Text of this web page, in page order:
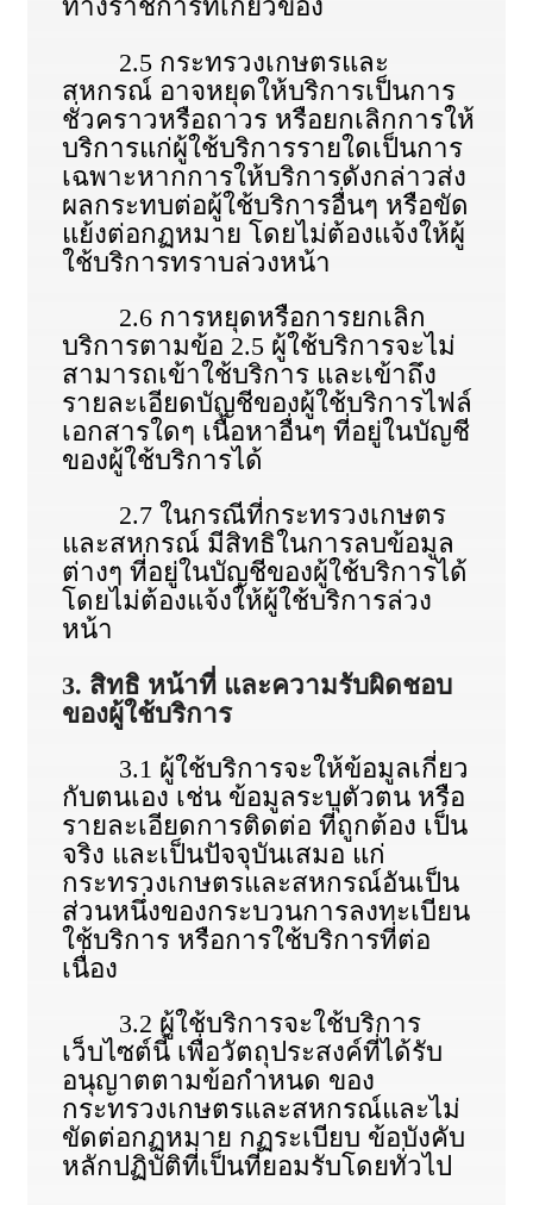
ทางราชการที่เกี่ยวข้อง
2.5 กระทรวงเกษตรและ
สหกรณ์ อาจหยุดให้บริการเป็นการ
ชั่วคราวหรือถาวร หรือยกเลิกการให้
บริการแก่ผู้ใช้บริการรายใดเป็นการ
เฉพาะหากการให้บริการดังกล่าวส่ง
ผลกระทบต่อผู้ใช้บริการอื่นๆ หรือขัด
แย้งต่อกฏหมาย โดยไม่ต้องแจ้งให้ผู้
ใช้บริการทราบล่วงหน้า
2.6 การหยุดหรือการยกเลิก
บริการตามข้อ 2.5 ผู้ใช้บริการจะไม่
สามารถเข้าใช้บริการ และเข้าถึง
รายละเอียดบัญชีของผู้ใช้บริการไฟล์
เอกสารใดๆ เนื้อหาอื่นๆ ที่อยู่ในบัญชี
ของผู้ใช้บริการได้
2.7 ในกรณีที่กระทรวงเกษตร
และสหกรณ์ มีสิทธิในการลบข้อมูล
ต่างๆ ที่อยู่ในบัญชีของผู้ใช้บริการได้
โดยไม่ต้องแจ้งให้ผู้ใช้บริการล่วง
หน้า
3. สิทธิ หน้าที่ และความรับผิดชอบ
ของผู้ใช้บริการ
3.1 ผู้ใช้บริการจะให้ข้อมูลเกี่ยว
กับตนเอง เช่น ข้อมูลระบุตัวตน หรือ
รายละเอียดการติดต่อ ที่ถูกต้อง เป็น
จริง และเป็นปัจจุบันเสมอ แก่
กระทรวงเกษตรและสหกรณ์อันเป็น
ส่วนหนึ่งของกระบวนการลงทะเบียน
ใช้บริการ หรือการใช้บริการที่ต่อ
เนื่อง
3.2 ผู้ใช้บริการจะใช้บริการ
เว็บไซต์นี้ เพื่อวัตถุประสงค์ที่ได้รับ
อนุญาตตามข้อกําหนด ของ
กระทรวงเกษตรและสหกรณ์และไม่
ขัดต่อกฏหมาย กฏระเบียบ ข้อบังคับ
หลักปฏิบัติที่เป็นที่ยอมรับโดยทั่วไป